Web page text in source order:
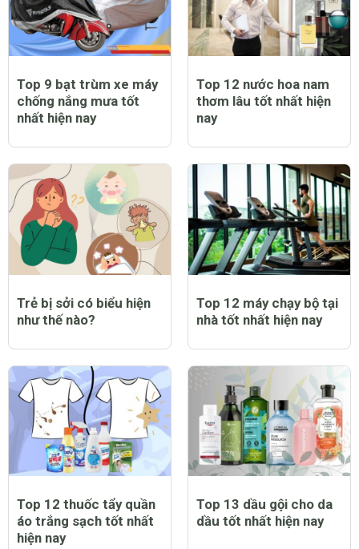
Top 9 bạt trùm xe máy
chống nắng mưa tốt
nhất hiện nay
Top 12 nước hoa nam
thơm lâu tốt nhất hiện
nay
Trẻ bị sởi có biểu hiện
như thế nào?
Top 12 máy chạy bộ tại
nhà tốt nhất hiện nay
Top 12 thuốc tẩy quần
áo trắng sạch tốt nhất
hiện nay
Top 13 dầu gội cho da
dầu tốt nhất hiện nay